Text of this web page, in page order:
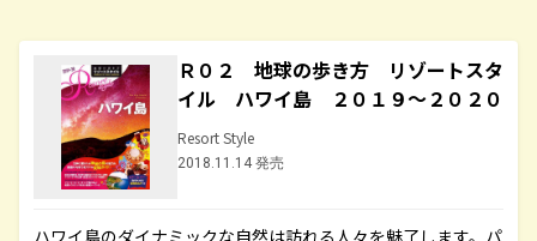
Ｒ０２ 地球の歩き方 リゾートスタ
イル ハワイ島 ２０１９～２０２０
Resort Style
2018.11.14 発売
ハワイ島のダイナミックな自然は訪れる人々を魅了します。パ